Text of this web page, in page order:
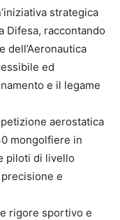
strategica
Difesa, raccontando
dell’Aeronautica
ed
e il legame
aerostatica
mongolfiere in
piloti di livello
e
rigore sportivo e